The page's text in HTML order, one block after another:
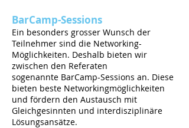
BarCamp-Sessions
Ein besonders grosser Wunsch der
Teilnehmer sind die Networking-
Möglichkeiten. Deshalb bieten wir
zwischen den Referaten
sogenannte BarCamp-Sessions an. Diese
bieten beste Networkingmöglichkeiten
und fördern den Austausch mit
Gleichgesinnten und interdisziplinäre
Lösungsansätze.